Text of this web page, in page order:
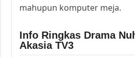
mahupun komputer meja.
Info Ringkas Drama
Akasia TV3